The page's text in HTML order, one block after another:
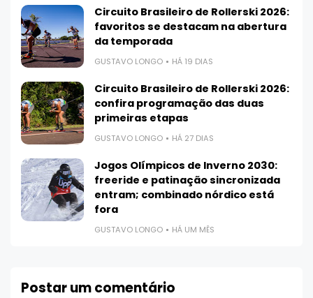
Circuito Brasileiro de Rollerski 2026:
favoritos se destacam na abertura
da temporada
GUSTAVO LONGO HÁ 19 DIAS
Circuito Brasileiro de Rollerski 2026:
confira programação das duas
primeiras etapas
GUSTAVO LONGO HÁ 27 DIAS
Jogos Olímpicos de Inverno 2030:
freeride e patinação sincronizada
entram; combinado nórdico está
fora
GUSTAVO LONGO HÁ UM MÊS
Postar um comentário